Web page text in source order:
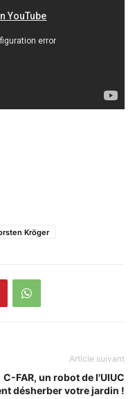
Kröger
Article suivant
C-FAR, un robot de l'UIUC
désherber votre jardin !